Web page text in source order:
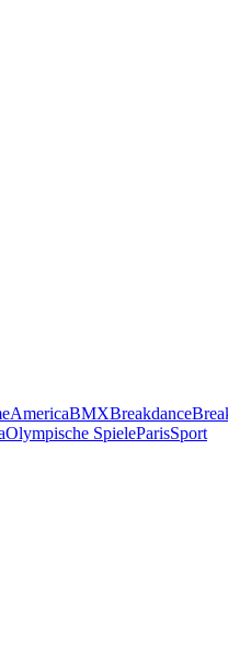
AmericaBMXBreakdance
Olympische SpieleParisSport